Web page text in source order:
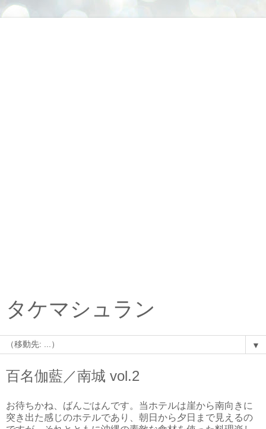
タケマシュラン
▼
百名伽藍／南城 vol.2
お待ちかね、ばんごはんです。当ホテルは崖から南向きに
突き出た感じのホテルであり、朝日から夕日まで見えるの